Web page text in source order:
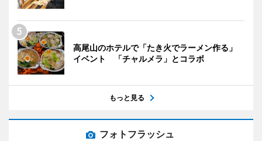
高尾山のホテルで「たき火でラーメン作る」
イベント 「チャルメラ」とコラボ
もっと見る
フォトフラッシュ